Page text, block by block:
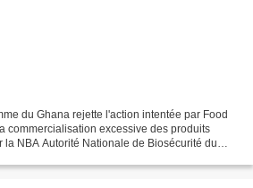
du Ghana rejette l'action intentée par Food
commercialisation excessive des produits
NBA Autorité Nationale de Biosécurité du